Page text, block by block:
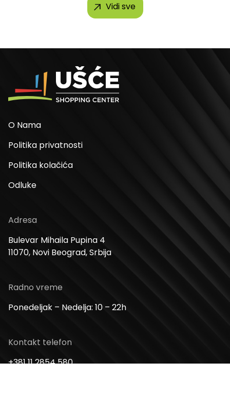
Vidi sve
O Nama
Politika privatnosti
Politika kolačića
Odluke
Adresa
Bulevar Mihaila Pupina 4
11070, Novi Beograd, Srbija
Radno vreme
Ponedeljak – Nedelja: 10 – 22h
Kontakt telefon
+381 11 2854 580